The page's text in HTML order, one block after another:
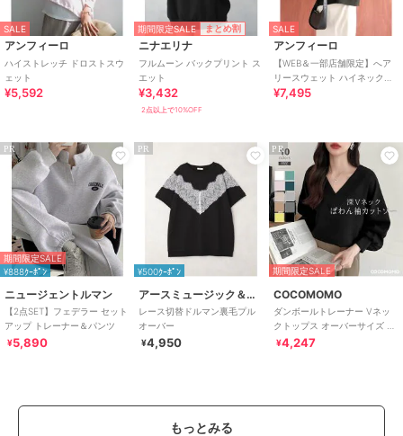
SALE
アンフィーロ
ハイストレッチ ドロストスウ
ェット
¥5,592
期間限定SALE まとめ割
ニナエリナ
フルムーン バックプリント ス
エット
¥3,432
2点以上で10%OFF
SALE
アンフィーロ
【WEB＆一部店舗限定】へア
リースウェット ハイネックニ
ット
¥7,495
PR
期間限定SALE
¥888ｸｰﾎﾟﾝ
ニュージェントルマン
【2点SET】フェデラー セット
アップ トレーナー＆パンツ
¥5,890
PR
¥500ｸｰﾎﾟﾝ
アースミュージック＆エコロジー
レース切替ドルマン裏毛プル
オーバー
¥4,950
PR
期間限定SALE
COCOMOMO
ダンボールトレーナー Vネッ
クトップス オーバーサイズ ト
レーナー ボリューム袖 カット
¥4,247
もっとみる